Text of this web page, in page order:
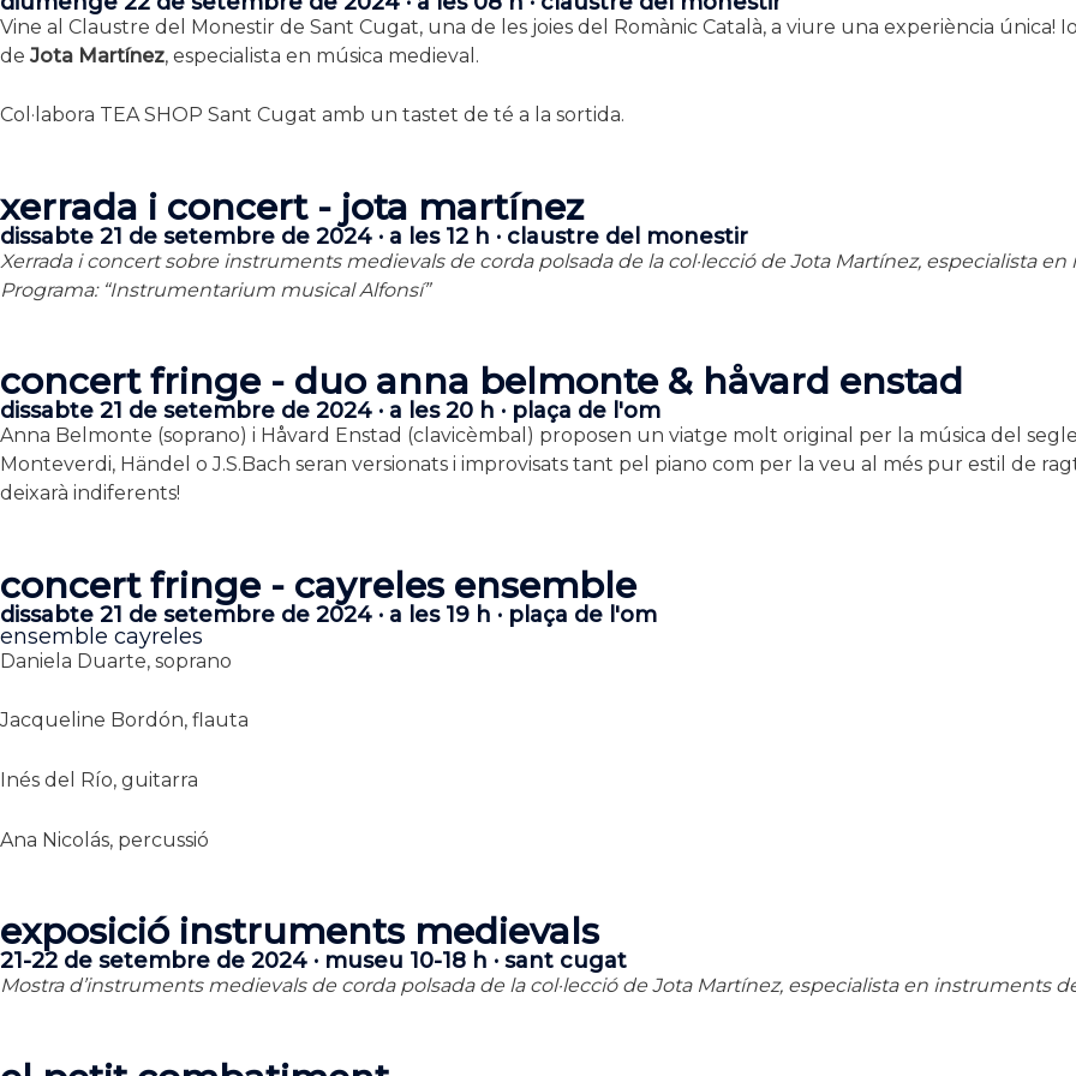
Vine al Claustre del Monestir de Sant Cugat, una de les joies del Romànic Català, a viure una experiència única!
de Jota Martínez, especialista en música medieval.
Col·labora TEA SHOP Sant Cugat amb un tastet de té a la sortida.
xerrada i concert - jota martínez
dissabte 21 de setembre de 2024 · a les 12 h · claustre del monestir
Xerrada i concert sobre instruments medievals de corda polsada de la col·lecció de Jota Martínez, especialista
Programa: “Instrumentarium musical Alfonsí”
concert fringe - duo anna belmonte & håvard enstad
dissabte 21 de setembre de 2024 · a les 20 h · plaça de l'om
Anna Belmonte (soprano) i Håvard Enstad (clavicèmbal) proposen un viatge molt original per la música del
Monteverdi, Händel o J.S.Bach seran versionats i improvisats tant pel piano com per la veu al més pur estil de
deixarà indiferents!
concert fringe - cayreles ensemble
dissabte 21 de setembre de 2024 · a les 19 h · plaça de l'om
ensemble cayreles
Daniela Duarte, soprano
Jacqueline Bordón, flauta
Inés del Río, guitarra
Ana Nicolás, percussió
exposició instruments medievals
21-22 de setembre de 2024 · museu 10-18 h · sant cugat
Mostra d’instruments medievals de corda polsada de la col·lecció de Jota Martínez, especialista en instruments